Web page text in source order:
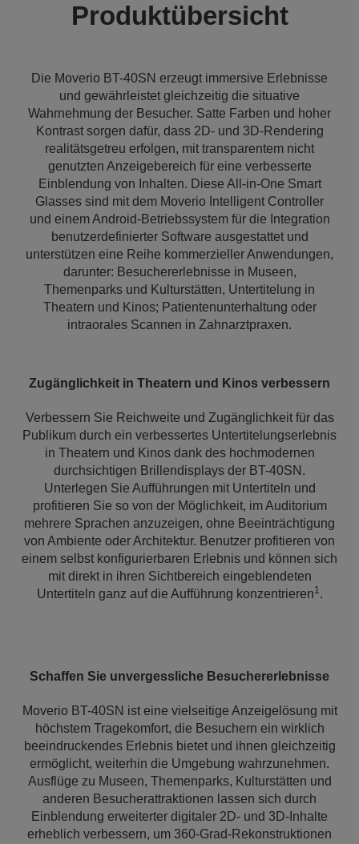
Produktübersicht
Die Moverio BT-40SN erzeugt immersive Erlebnisse
und gewährleistet gleichzeitig die situative
Wahrnehmung der Besucher. Satte Farben und hoher
Kontrast sorgen dafür, dass 2D- und 3D-Rendering
realitätsgetreu erfolgen, mit transparentem nicht
genutzten Anzeigebereich für eine verbesserte
Einblendung von Inhalten. Diese All-in-One Smart
Glasses sind mit dem Moverio Intelligent Controller
und einem Android-Betriebssystem für die Integration
benutzerdefinierter Software ausgestattet und
unterstützen eine Reihe kommerzieller Anwendungen,
darunter: Besuchererlebnisse in Museen,
Themenparks und Kulturstätten, Untertitelung in
Theatern und Kinos; Patientenunterhaltung oder
intraorales Scannen in Zahnarztpraxen.
Zugänglichkeit in Theatern und Kinos verbessern
Verbessern Sie Reichweite und Zugänglichkeit für das
Publikum durch ein verbessertes Untertitelungserlebnis
in Theatern und Kinos dank des hochmodernen
durchsichtigen Brillendisplays der BT-40SN.
Unterlegen Sie Aufführungen mit Untertiteln und
profitieren Sie so von der Möglichkeit, im Auditorium
mehrere Sprachen anzuzeigen, ohne Beeinträchtigung
von Ambiente oder Architektur. Benutzer profitieren von
einem selbst konfigurierbaren Erlebnis und können sich
mit direkt in ihren Sichtbereich eingeblendeten
Untertiteln ganz auf die Aufführung konzentrieren1.
Schaffen Sie unvergessliche Besuchererlebnisse
Moverio BT-40SN ist eine vielseitige Anzeigelösung mit
höchstem Tragekomfort, die Besuchern ein wirklich
beeindruckendes Erlebnis bietet und ihnen gleichzeitig
ermöglicht, weiterhin die Umgebung wahrzunehmen.
Ausflüge zu Museen, Themenparks, Kulturstätten und
anderen Besucherattraktionen lassen sich durch
Einblendung erweiterter digitaler 2D- und 3D-Inhalte
erheblich verbessern, um 360-Grad-Rekonstruktionen